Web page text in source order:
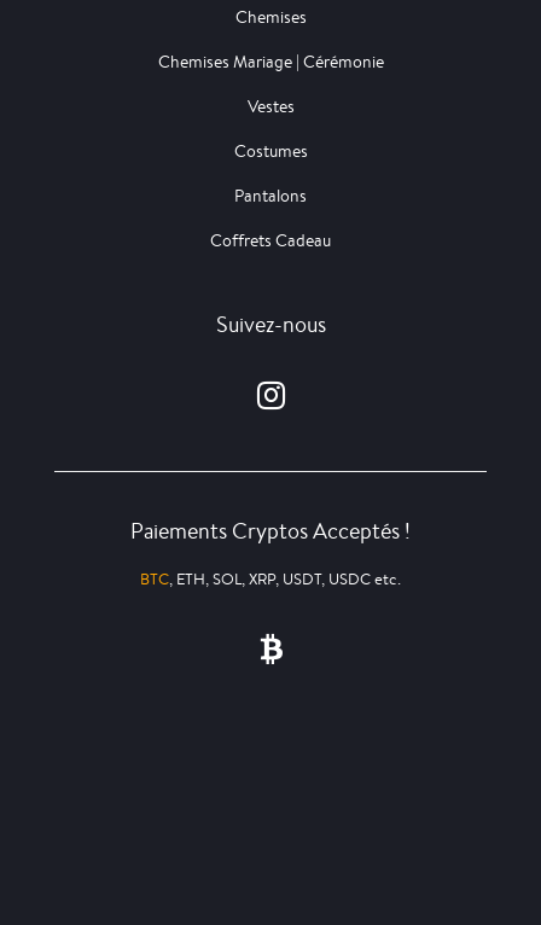
Chemises
Chemises Mariage | Cérémonie
Vestes
Costumes
Pantalons
Coffrets Cadeau
Suivez-nous
Paiements Cryptos Acceptés !
BTC, ETH, SOL, XRP, USDT, USDC etc.